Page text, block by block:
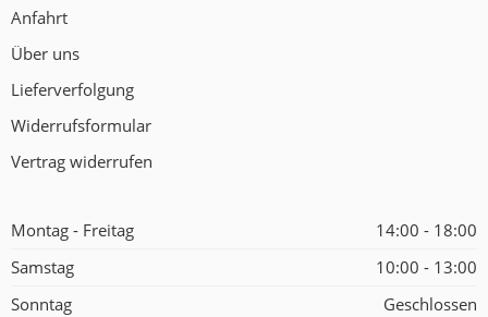
Anfahrt
Über uns
Lieferverfolgung
Widerrufsformular
Vertrag widerrufen
Montag - Freitag
14:00 - 18:00
Samstag
10:00 - 13:00
Sonntag
Geschlossen